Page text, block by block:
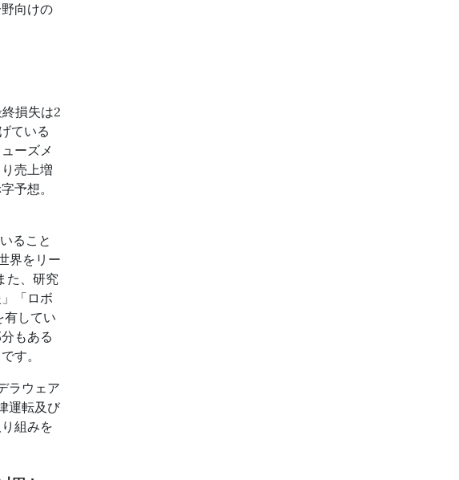
向けの
損失は2
ている
ーズメ
売上増
予想。
ること
界をリー
た、研究
「ロボ
有してい
もある
す。
ラウェア
運転及び
組みを